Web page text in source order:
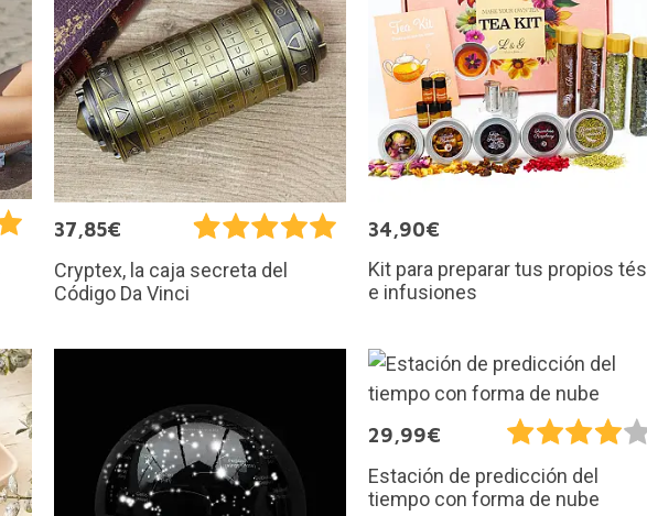
37,85€
Cryptex, la caja secreta del
Código Da Vinci
34,90€
Kit para preparar tus propios tés
e infusiones
29,99€
Estación de predicción del
tiempo con forma de nube